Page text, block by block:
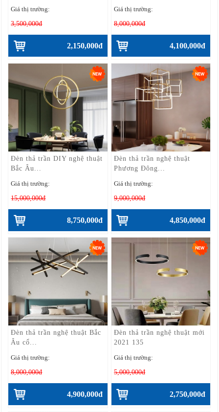
Giá thị trường:
3,500,000đ
2,150,000đ
Giá thị trường:
8,000,000đ
4,100,000đ
Đèn thả trần DIY nghệ thuật
Bắc Âu...
Giá thị trường:
15,000,000đ
8,750,000đ
Đèn thả trần nghệ thuật
Phương Đông...
Giá thị trường:
9,000,000đ
4,850,000đ
Đèn thả trần nghệ thuật Bắc
Âu cổ...
Giá thị trường:
8,000,000đ
4,900,000đ
Đèn thả trần nghệ thuật mới
2021 135
Giá thị trường:
5,000,000đ
2,750,000đ